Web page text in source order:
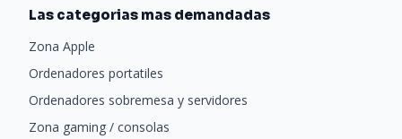
Las categorias mas demandadas
Zona Apple
Ordenadores portatiles
Ordenadores sobremesa y servidores
Zona gaming / consolas